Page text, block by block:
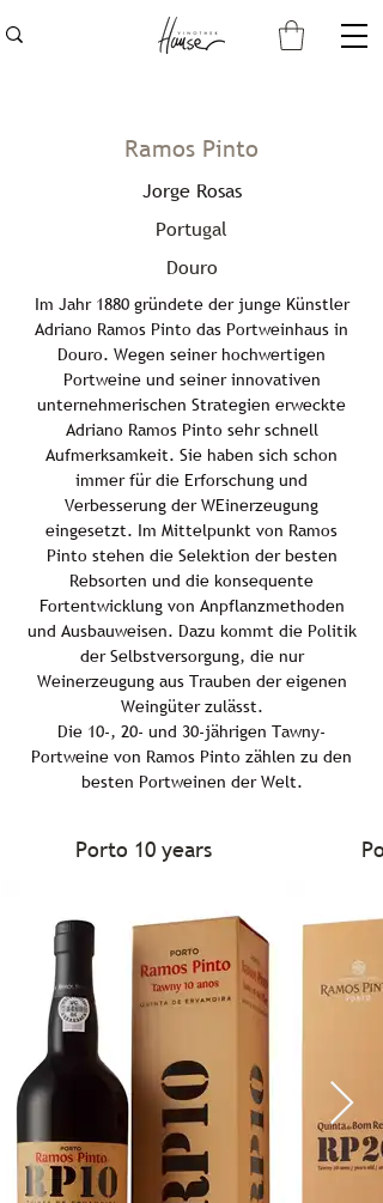
Ramos Pinto
Jorge Rosas
Portugal
Douro
Im Jahr 1880 gründete der junge Künstler
Adriano Ramos Pinto das Portweinhaus in
Douro. Wegen seiner hochwertigen
Portweine und seiner innovativen
unternehmerischen Strategien erweckte
Adriano Ramos Pinto sehr schnell
Aufmerksamkeit. Sie haben sich schon
immer für die Erforschung und
Verbesserung der WEinerzeugung
eingesetzt. Im Mittelpunkt von Ramos
Pinto stehen die Selektion der besten
Rebsorten und die konsequente
Fortentwicklung von Anpflanzmethoden
und Ausbauweisen. Dazu kommt die Politik
der Selbstversorgung, die nur
Weinerzeugung aus Trauben der eigenen
Weingüter zulässt.
Die 10-, 20- und 30-jährigen Tawny-
Portweine von Ramos Pinto zählen zu den
besten Portweinen der Welt.
Porto 10 years